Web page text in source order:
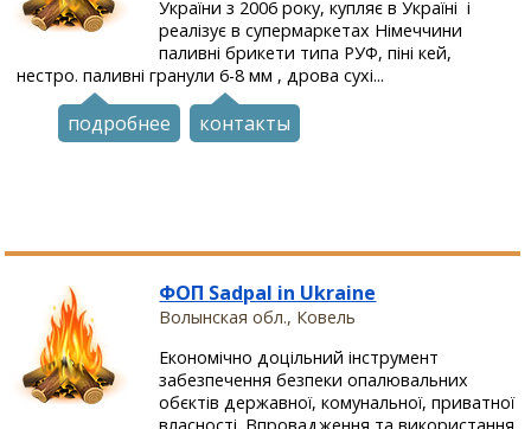
України з 2006 року, купляє в Україні і
реалізує в супермаркетах Німеччини
паливні брикети типа РУФ, піні кей,
нестро. паливні гранули 6-8 мм , дрова сухі...
подробнее контакты
ФОП Sadpal in Ukraine
Волынская обл., Ковель
Економічно доцільний інструмент
забезпечення безпеки опалювальних
обєктів державної, комунальної, приватної
власності. Впровадження та використання